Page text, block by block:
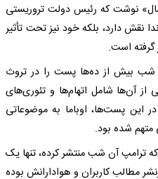
نوشت که رئیس‌ دولت تروریستی
نقش دارد، بلکه خود نیز تحت تأثیر
گرفته است.
شب بیش از ده‌ها پست را در تروث
از آن‌ها شامل اتهام‌ها و تئوری‌های
این پست‌ها، اوباما به موضوعاتی
متهم شده بود.
که ترامپ آن شب منتشر کرده، تنها یک
مطالب کاربران و هوادارانش بوده